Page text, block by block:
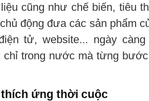
cũng như chế biến, tiêu
động đưa các sản phẩm
tử, website... ngày
chỉ trong nước mà từng
ứng thời cuộc